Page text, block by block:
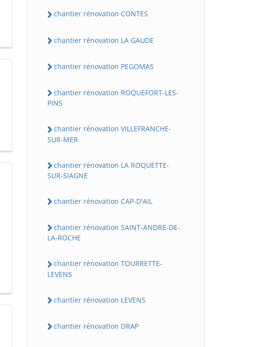
chantier rénovation CONTES
chantier rénovation LA GAUDE
chantier rénovation PEGOMAS
chantier rénovation ROQUEFORT-LES-
PINS
chantier rénovation VILLEFRANCHE-
SUR-MER
chantier rénovation LA ROQUETTE-
SUR-SIAGNE
chantier rénovation CAP-D'AIL
chantier rénovation SAINT-ANDRE-DE-
LA-ROCHE
chantier rénovation TOURRETTE-
LEVENS
chantier rénovation LEVENS
chantier rénovation DRAP